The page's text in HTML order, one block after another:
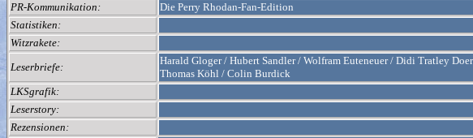
PR-Kommunikation:
Die Perry Rhodan-Fan-Edition
Statistiken:
Witzrakete:
Leserbriefe:
Harald Gloger / Hubert Sandler / Wolfram Euteneuer / Didi Tratley
Thomas Köhl / Colin Burdick
LKSgrafik:
Leserstory:
Rezensionen: